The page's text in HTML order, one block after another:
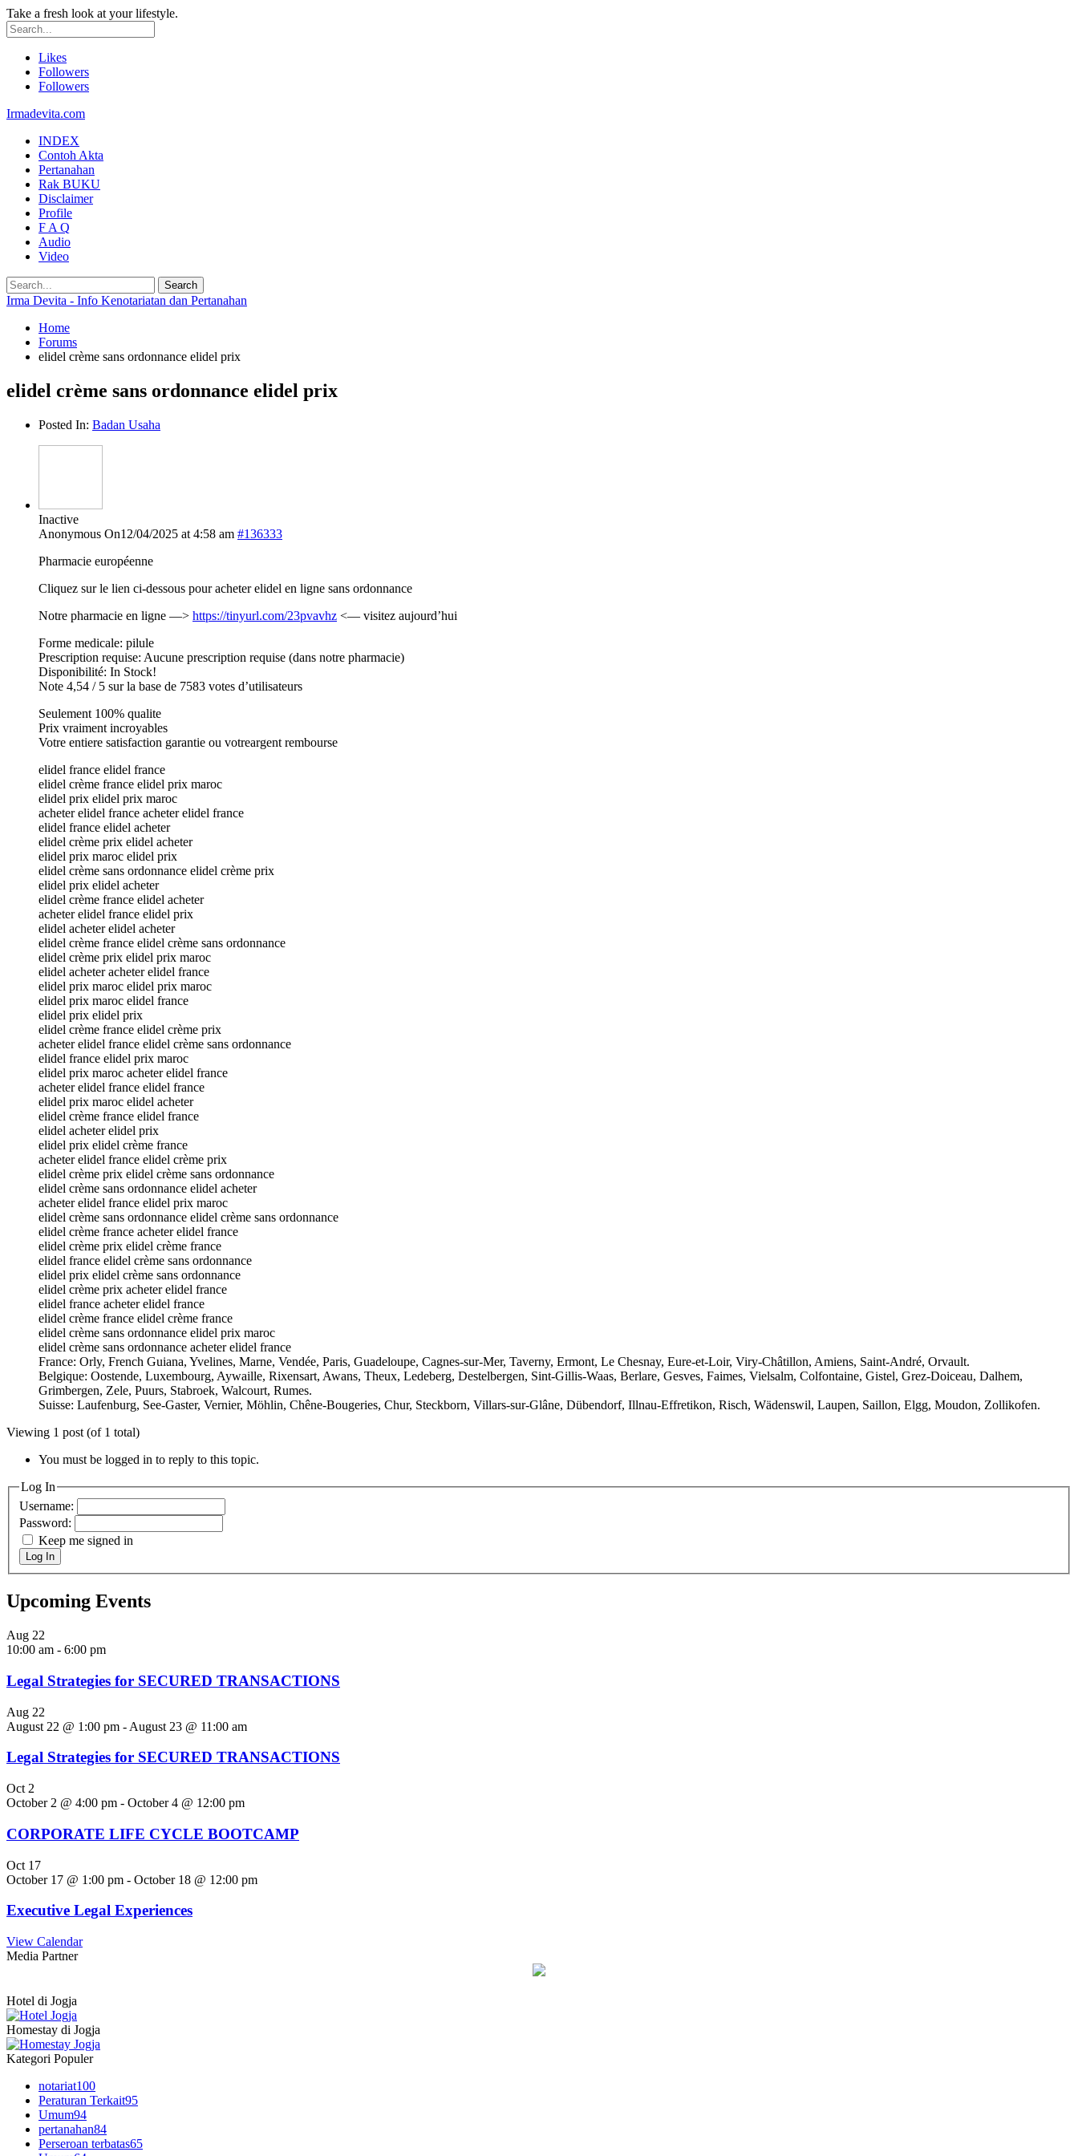
Take a fresh look at your lifestyle.
Likes
Followers
Followers
Irmadevita.com
INDEX
Contoh Akta
Pertanahan
Rak BUKU
Disclaimer
Profile
F A Q
Audio
Video
Irma Devita - Info Kenotariatan dan Pertanahan
Home
Forums
elidel crème sans ordonnance elidel prix
elidel crème sans ordonnance elidel prix
Posted In: Badan Usaha
Inactive
Anonymous On12/04/2025 at 4:58 am #136333
Pharmacie européenne
Cliquez sur le lien ci-dessous pour acheter elidel en ligne sans ordonnance
Notre pharmacie en ligne —> https://tinyurl.com/23pvavhz <— visitez aujourd’hui
Forme medicale: pilule
Prescription requise: Aucune prescription requise (dans notre pharmacie)
Disponibilité: In Stock!
Note 4,54 / 5 sur la base de 7583 votes d’utilisateurs
Seulement 100% qualite
Prix vraiment incroyables
Votre entiere satisfaction garantie ou votreargent rembourse
elidel france elidel france
elidel crème france elidel prix maroc
elidel prix elidel prix maroc
acheter elidel france acheter elidel france
elidel france elidel acheter
elidel crème prix elidel acheter
elidel prix maroc elidel prix
elidel crème sans ordonnance elidel crème prix
elidel prix elidel acheter
elidel crème france elidel acheter
acheter elidel france elidel prix
elidel acheter elidel acheter
elidel crème france elidel crème sans ordonnance
elidel crème prix elidel prix maroc
elidel acheter acheter elidel france
elidel prix maroc elidel prix maroc
elidel prix maroc elidel france
elidel prix elidel prix
elidel crème france elidel crème prix
acheter elidel france elidel crème sans ordonnance
elidel france elidel prix maroc
elidel prix maroc acheter elidel france
acheter elidel france elidel france
elidel prix maroc elidel acheter
elidel crème france elidel france
elidel acheter elidel prix
elidel prix elidel crème france
acheter elidel france elidel crème prix
elidel crème prix elidel crème sans ordonnance
elidel crème sans ordonnance elidel acheter
acheter elidel france elidel prix maroc
elidel crème sans ordonnance elidel crème sans ordonnance
elidel crème france acheter elidel france
elidel crème prix elidel crème france
elidel france elidel crème sans ordonnance
elidel prix elidel crème sans ordonnance
elidel crème prix acheter elidel france
elidel france acheter elidel france
elidel crème france elidel crème france
elidel crème sans ordonnance elidel prix maroc
elidel crème sans ordonnance acheter elidel france
France: Orly, French Guiana, Yvelines, Marne, Vendée, Paris, Guadeloupe, Cagnes-sur-Mer, Taverny, Ermont, Le Chesnay, Eure-et-Loir, Viry-Châtillon, Amiens, Saint-André, Orvault.
Belgique: Oostende, Luxembourg, Aywaille, Rixensart, Awans, Theux, Ledeberg, Destelbergen, Sint-Gillis-Waas, Berlare, Gesves, Faimes, Vielsalm, Colfontaine, Gistel, Grez-Doiceau, Dalhem,
Grimbergen, Zele, Puurs, Stabroek, Walcourt, Rumes.
Suisse: Laufenburg, See-Gaster, Vernier, Möhlin, Chêne-Bougeries, Chur, Steckborn, Villars-sur-Glâne, Dübendorf, Illnau-Effretikon, Risch, Wädenswil, Laupen, Saillon, Elgg, Moudon, Zollikofen.
Viewing 1 post (of 1 total)
You must be logged in to reply to this topic.
Log In
Username:
Password:
Keep me signed in
Log In
Upcoming Events
Aug 22
10:00 am - 6:00 pm
Legal Strategies for SECURED TRANSACTIONS
Aug 22
August 22 @ 1:00 pm - August 23 @ 11:00 am
Legal Strategies for SECURED TRANSACTIONS
Oct 2
October 2 @ 4:00 pm - October 4 @ 12:00 pm
CORPORATE LIFE CYCLE BOOTCAMP
Oct 17
October 17 @ 1:00 pm - October 18 @ 12:00 pm
Executive Legal Experiences
View Calendar
Media Partner
Hotel di Jogja
Homestay di Jogja
Kategori Populer
notariat100
Peraturan Terkait95
Umum94
pertanahan84
Perseroan terbatas65